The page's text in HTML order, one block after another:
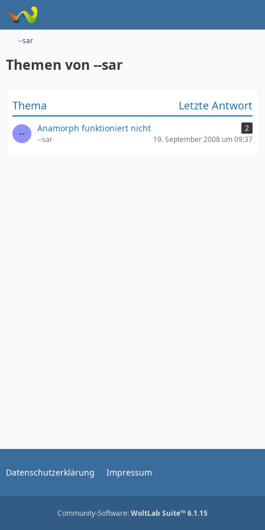
--sar
Themen von --sar
Thema Letzte Antwort
Anamorph funktioniert nicht
2
--sar
19. September 2008 um 09:37
Datenschutzerklärung Impressum
Community-Software:WoltLab Suite™ 6.1.15